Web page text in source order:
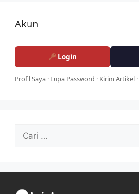
Akun
Login
Profil Saya · Lupa Password · Kirim Artikel ·
untuk: